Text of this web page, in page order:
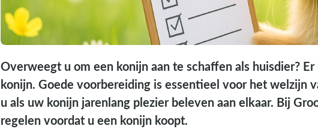
Overweegt u om een konijn aan te schaffen als huisdier?
konijn. Goede voorbereiding is essentieel voor het welzijn
u als uw konijn jarenlang plezier beleven aan elkaar. Bij
regelen voordat u een konijn koopt.